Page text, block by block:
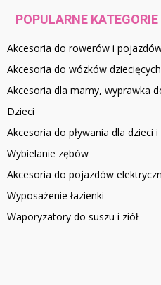
POPULARNE KATEGORIE
Akcesoria do rowerów i
Akcesoria do wózków dziecięcych
Akcesoria dla mamy, wyprawka
Dzieci
Akcesoria do pływania dla dzieci
Wybielanie zębów
Akcesoria do pojazdów
Wyposażenie łazienki
Waporyzatory do suszu i ziół